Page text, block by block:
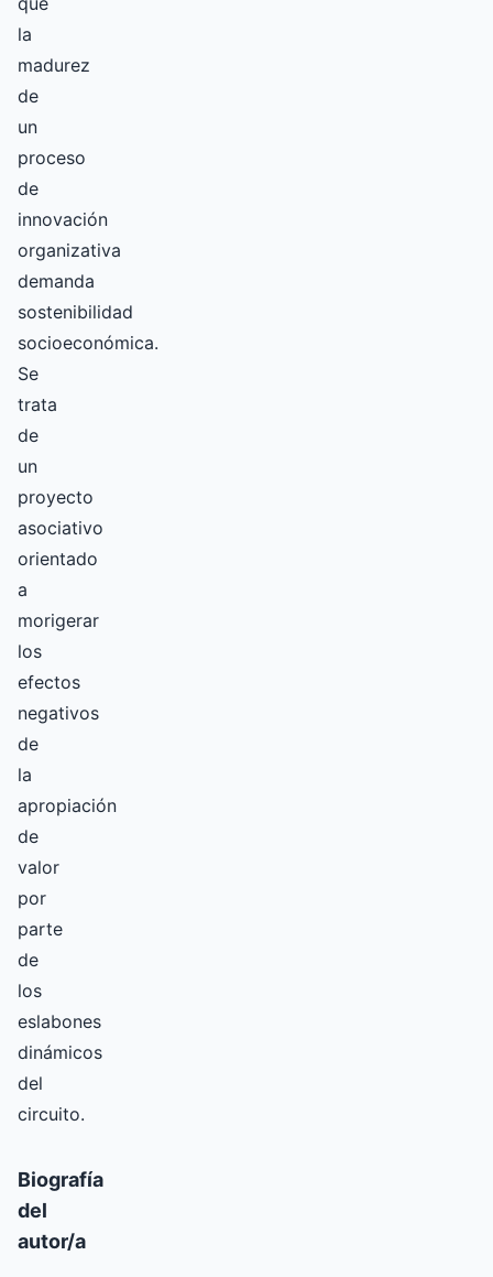
la
madurez
de
un
proceso
de
innovación
organizativa
demanda
sostenibilidad
socioeconómica.
Se
trata
de
un
proyecto
asociativo
orientado
a
morigerar
los
efectos
negativos
de
la
apropiación
de
valor
por
parte
de
los
eslabones
dinámicos
del
circuito.
Biografía
del
autor/a